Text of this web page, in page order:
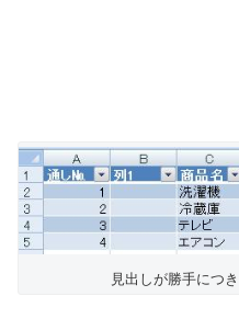
見出しが勝手につ